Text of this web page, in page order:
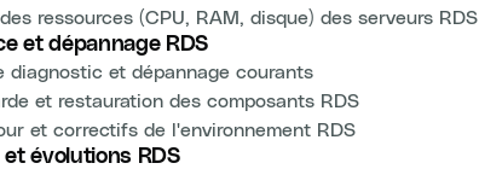
ressources (CPU, RAM, disque) des serveurs RDS
et dépannage RDS
diagnostic et dépannage courants
et restauration des composants RDS
et correctifs de l'environnement RDS
et évolutions RDS